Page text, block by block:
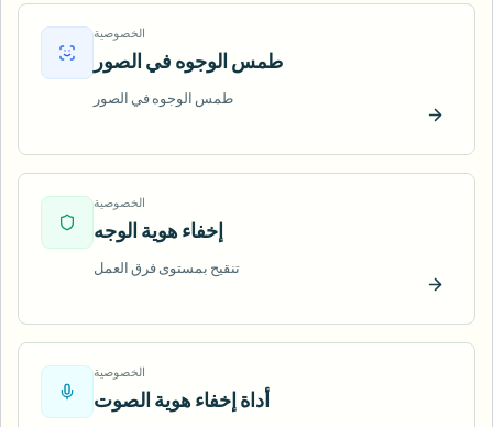
الخصوصية
طمس الوجوه في الصور
طمس الوجوه في الصور
الآن
الخصوصية
إخفاء هوية الوجه
تنقيح بمستوى فرق العمل
الآن
الخصوصية
أداة إخفاء هوية الصوت